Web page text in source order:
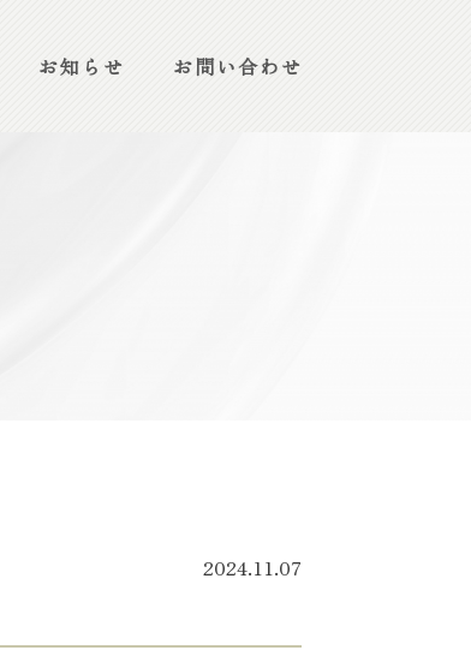
お知らせ お問い合わせ
2024.11.07